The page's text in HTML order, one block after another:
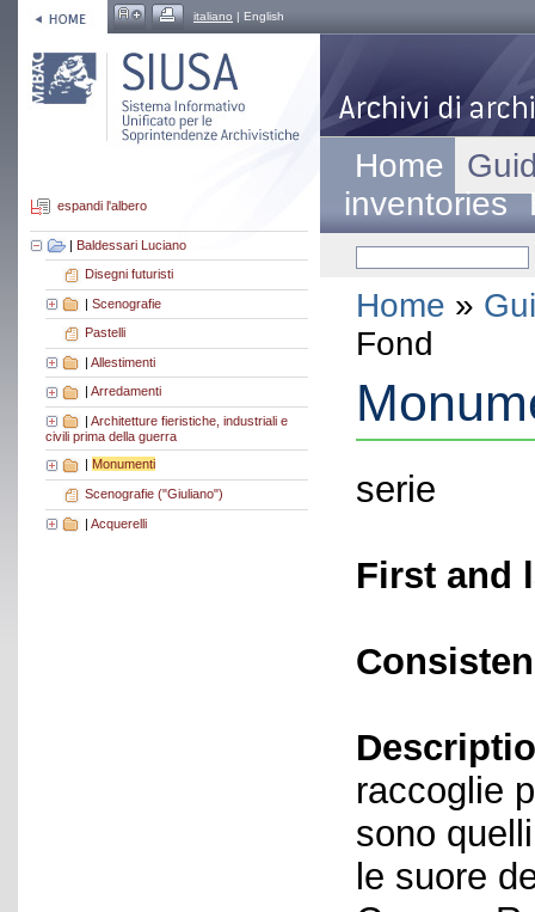
italiano | English
espandi l'albero
| Baldessari Luciano
Disegni futuristi
| Scenografie
Pastelli
| Allestimenti
Arredamenti
| Architetture fieristiche, industriali e
civili prima della guerra
Monumenti
Scenografie ("Giuliano")
| Acquerelli
Home
inventories
Home »
Fond
serie
First and
raccoglie
sono
le suore